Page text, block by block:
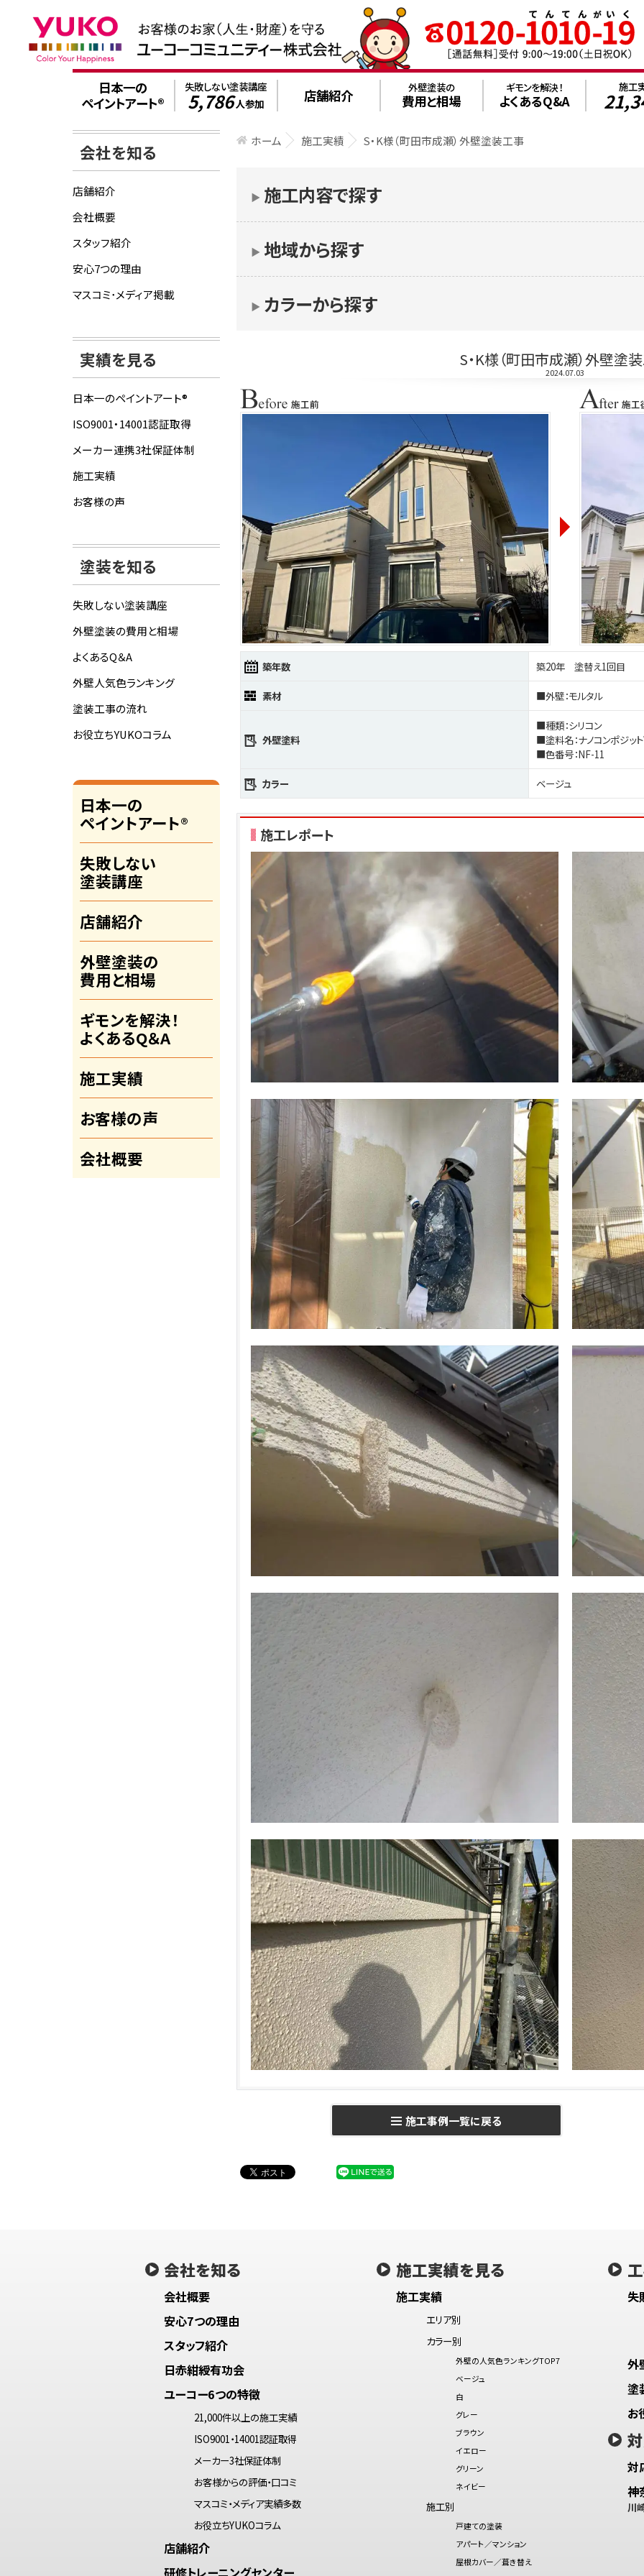
日本一の
ペイントアート®
失敗しない塗装講座
5,786人参加 店舗紹介 外壁塗装の
費用と相場
ギモンを解決！
よくあるQ&A
施工
ホーム 施工実績 S・K様（町田市成瀬）外壁塗装工事
▶︎ 施工内容で探す
▶︎ カラーから探す
▶︎ 地域から探す
S・K様（町田市成瀬）外壁塗
2024.07.03
築年数 築20年 塗替え1回目
素材 ■外壁：モルタル
外壁塗料
■種類：シリコン
■塗料名：ナノコンポジッ
■色番号：NF-11
カラー ベージュ
施工レポート
施工事例一覧に戻る
会社を知る
店舗紹介
会社概要
スタッフ紹介
安心7つの理由
マスコミ･メディア掲載
実績を見る
日本一のペイントアート®
ISO9001・14001認証取得
メーカー連携3社保証体制
施工実績
お客様の声
塗装を知る
失敗しない塗装講座
外壁塗装の費用と相場
よくあるQ＆A
外壁人気色ランキング
塗装工事の流れ
お役立ちYUKOコラム
日本一の
ペイントアート®
失敗しない
塗装講座
店舗紹介
外壁塗装の
費用と相場
ギモンを解決！
よくあるQ＆A
施工実績
お客様の声
会社概要
会社を知る
会社概要
安心7つの理由
スタッフ紹介
日赤紺綬有功会
ユーコー6つの特徴
21,000件以上の施工実績
ISO9001・14001認証取得
メーカー3社保証体制
お客様からの評価・口コミ
マスコミ・メディア実績多数
お役立ちYUKOコラム
店舗紹介
研修トレーニングセンター
施工実績を見る
施工実績
エリア別
カラー別
外壁の人気色ランキングTOP7
ベージュ
白
グレー
ブラウン
イエロー
グリーン
ネイビー
施工別
戸建ての塗装
アパート／マンション
屋根カバー／葺き替え
失
外
塗
お
対
神
川